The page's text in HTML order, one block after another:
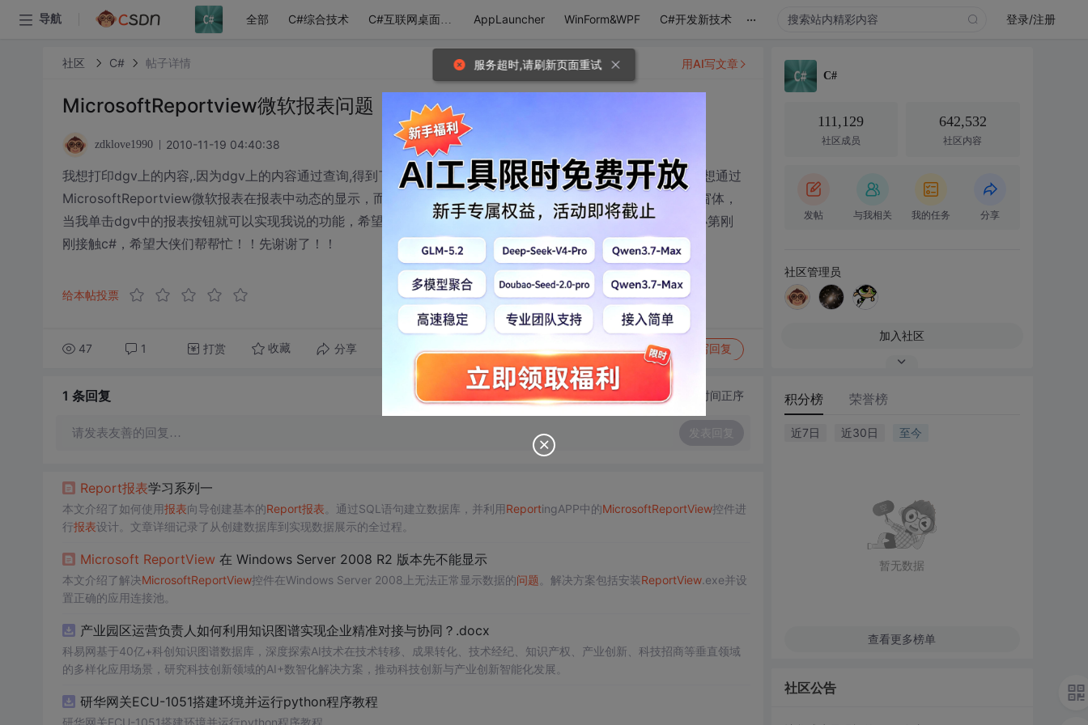
导航 全部 C#综合技术 C#互联网桌面应用 AppLauncher WinForm&WPF C#开发新技术 ... 登录/注册
社区 C# 帖子详情
MicrosoftReportview微软报表问题，急！！
zdklove1990 2010-11-19 04:40:38
我想打印dgv上的内容,.因为dgv上的内容通过查询,得到了一定的数据，不需要打印全部.我不想直接打印dgv，我想通过
MicrosoftReportview微软报表在报表中动态的显示，而且要代码绑定报表的 ，dgv在一个窗体，报表在另一个窗体，
当我单击dgv中的报表按钮就可以实现我说的功能，希望大侠们谁有示例代码，给我参考参考，小弟感激不尽，小第刚
刚接触c#，希望大侠们帮帮忙！！先谢谢了！！
给本帖投票
47 1 打赏 收藏 分享 转发到动态 举报 写回复
用AI写文章
1 条回复 切换为时间正序
请发表友善的回复… 发表回复
Report报表学习系列一
本文介绍了如何使用报表向导创建基本的Report报表 。通过SQL语句建立数据库，并利用ReportingAPP中的MicrosoftReportView控件进
行报表设计。文章详细记录了从创建数据库到实现数据展示的全过程。
Microsoft ReportView在 Windows Server 2008 R2 版本先不能显示
本文介绍了解决MicrosoftReportView控件在Windows Server 2008上无法正常显示数据的问题 。解决方案包括安装ReportView.exe并设
置正确的应用连接池。
产业园区运营负责人如何利用知识图谱实现企业精准对接与协同？.docx
科易网基于40亿+科创知识图谱数据库，深度探索AI技术在技术转移、成果转化、技术经纪、知识产权、产业创新、科技招商等垂直领域
的多样化应用场景，研究科技创新领域的AI+数智化解决方案，推动科技创新与产业创新智能化发展。
研华网关ECU-1051搭建环境并运行python程序教程
研华网关ECU-1051搭建环境并运行python程序教程
C#
111,129
社区成员
642,532
社区内容
发帖 与我相关 我的任务 分享
社区管理员
加入社区
积分榜 荣誉榜
近7日 近30日 至今
暂无数据
查看更多榜单
社区公告
服务超时,请刷新页面重试